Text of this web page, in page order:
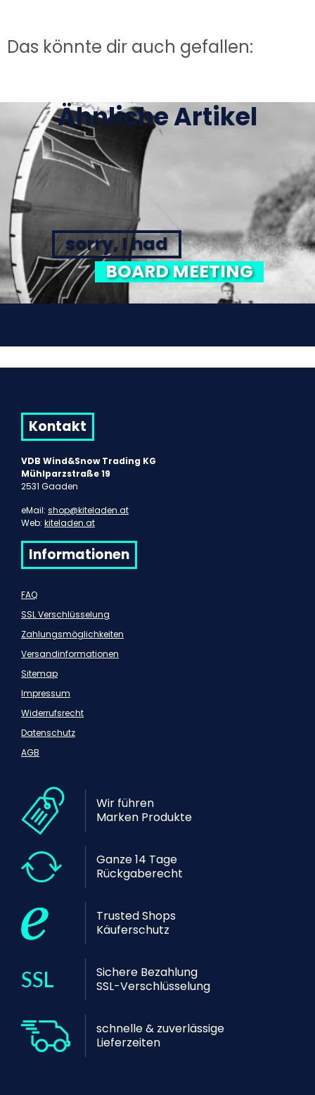
Das könnte dir auch gefallen:
Ähnliche Artikel
sorry, I had
BOARD MEETING
Kontakt
VDB Wind&Snow Trading KG
Mühlparzstraße 19
2531 Gaaden
eMail: shop@kiteladen.at
Web: kiteladen.at
Informationen
FAQ
SSL Verschlüsselung
Zahlungsmöglichkeiten
Versandinformationen
Sitemap
Impressum
Widerrufsrecht
Datenschutz
AGB
Wir führen
Marken Produkte
Ganze 14 Tage
Rückgaberecht
Trusted Shops
Käuferschutz
Sichere Bezahlung
SSL-Verschlüsselung
schnelle & zuverlässige
Lieferzeiten